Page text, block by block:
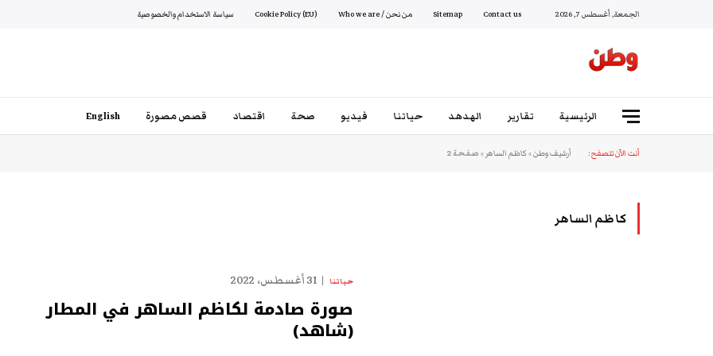
الجمعة, أغسطس 7, 2026 Contact us
Sitemap من نحن / Who we are Cookie Policy (EU) سياسة الاستخدام والخصوصية
الرئيسية تقارير الهدهد حياتنا فيديو صحة اقتصاد قصص مصورة English
أنت الآن تتصفح: أرشيف وطن»كاظم الساهر»صفحة 2
كاظم الساهر
حياتنا 31 أغسطس، 2022
صورة صادمة لكاظم الساهر في المطار
(شاهد)